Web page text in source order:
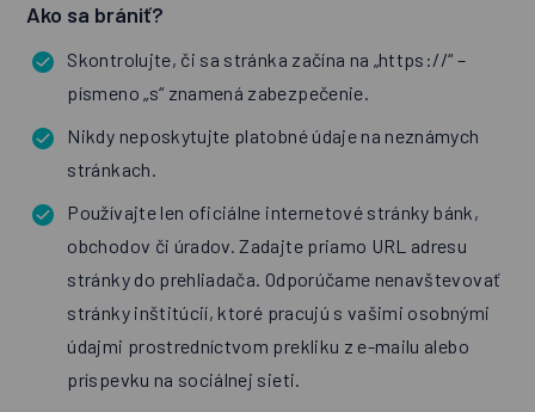
Ako sa brániť?
Skontrolujte, či sa stránka začína na „https://“ –
písmeno „s“ znamená zabezpečenie.
Nikdy neposkytujte platobné údaje na neznámych
stránkach.
Používajte len oficiálne internetové stránky bánk,
obchodov či úradov. Zadajte priamo URL adresu
stránky do prehliadača. Odporúčame nenavštevovať
stránky inštitúcií, ktoré pracujú s vašimi osobnými
údajmi prostredníctvom prekliku z e-mailu alebo
príspevku na sociálnej sieti.